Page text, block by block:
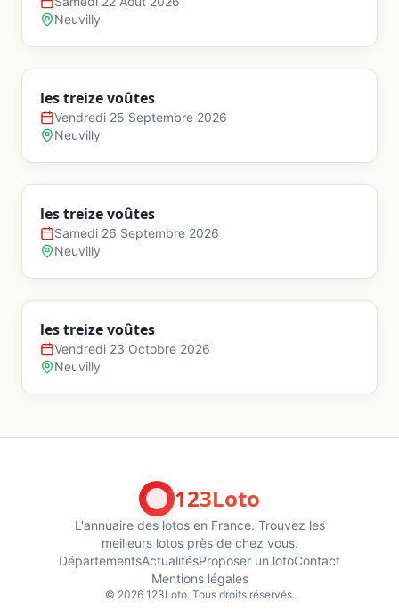
Neuvilly
les treize voûtes
Vendredi 25 Septembre 2026
Neuvilly
les treize voûtes
Samedi 26 Septembre 2026
Neuvilly
les treize voûtes
Vendredi 23 Octobre 2026
Neuvilly
123Loto
L'annuaire des lotos en France. Trouvez les
meilleurs lotos près de chez vous.
DépartementsActualitésProposer un lotoContact
Mentions légales
© 2026123Loto. Tous droits réservés.